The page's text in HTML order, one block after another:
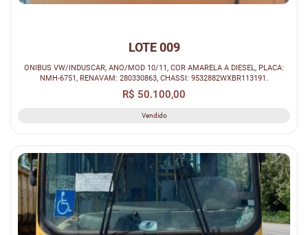
LOTE 009
ONIBUS VW/INDUSCAR, ANO/MOD 10/11, COR AMARELA A DIESEL, PLACA:
NMH-6751, RENAVAM: 280330863, CHASSI: 9532882WXBR113191.
R$ 50.100,00
Vendido